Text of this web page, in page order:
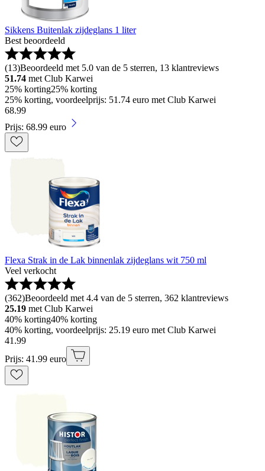
Sikkens Buitenlak zijdeglans 1 liter
Best beoordeeld
(13)Beoordeeld met 5.0 van de 5 sterren, 13 klantreviews
51.74 met Club Karwei
25% korting25% korting
25% korting, voordeelprijs: 51.74 euro met Club Karwei
68.99
Prijs: 68.99 euro
Flexa Strak in de Lak binnenlak zijdeglans wit 750 ml
Veel verkocht
(362)Beoordeeld met 4.4 van de 5 sterren, 362 klantreviews
25.19 met Club Karwei
40% korting40% korting
40% korting, voordeelprijs: 25.19 euro met Club Karwei
41 .99
Prijs: 41.99 euro